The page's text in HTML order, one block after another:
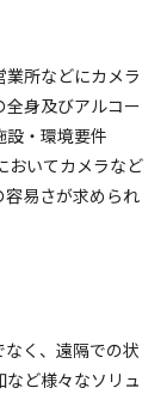
所などにカメラ
身及びアルコー
設・環境要件
おいてカメラなど
易さが求められ
く、遠隔での状
ど様々なソリュ